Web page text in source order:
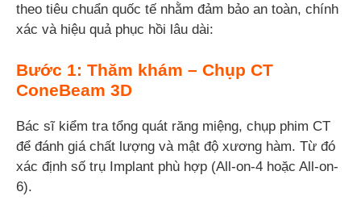
theo tiêu chuẩn quốc tế nhằm đảm bảo an toàn, chính
xác và hiệu quả phục hồi lâu dài:
Bước 1: Thăm khám – Chụp CT
ConeBeam 3D
Bác sĩ kiểm tra tổng quát răng miệng, chụp phim CT
để đánh giá chất lượng và mật độ xương hàm. Từ đó
xác định số trụ Implant phù hợp (All-on-4 hoặc All-on-
6).